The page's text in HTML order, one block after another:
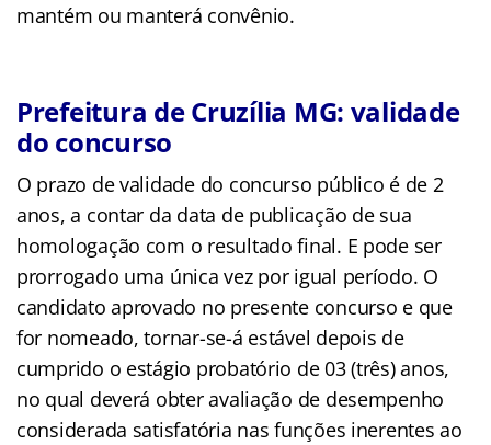
mantém ou manterá convênio.
Prefeitura de Cruzília MG: validade
do concurso
O prazo de validade do concurso público é de 2
anos, a contar da data de publicação de sua
homologação com o resultado final. E pode ser
prorrogado uma única vez por igual período. O
candidato aprovado no presente concurso e que
for nomeado, tornar-se-á estável depois de
cumprido o estágio probatório de 03 (três) anos,
no qual deverá obter avaliação de desempenho
considerada satisfatória nas funções inerentes ao